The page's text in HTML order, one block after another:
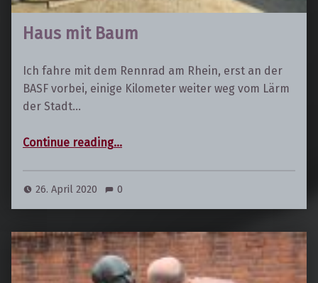
Haus mit Baum
Ich fahre mit dem Rennrad am Rhein, erst an der
BASF vorbei, einige Kilometer weiter weg vom Lärm
der Stadt…
Continue reading…
26. April 2020 0